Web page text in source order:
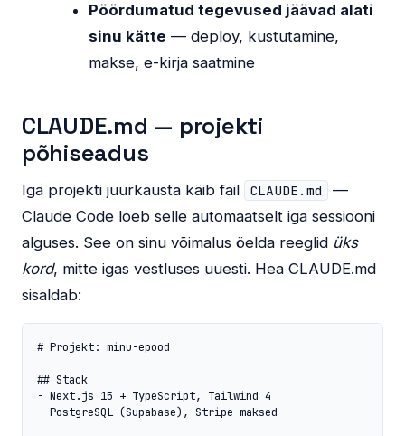
Pöördumatud tegevused jäävad alati
sinu kätte — deploy, kustutamine,
makse, e-kirja saatmine
CLAUDE.md — projekti
põhiseadus
Iga projekti juurkausta käib fail CLAUDE.md
—
Claude Code loeb selle automaatselt iga sessiooni
alguses. See on sinu võimalus öelda reeglid üks
kord, mitte igas vestluses uuesti. Hea CLAUDE.md
sisaldab:
# Projekt: minu-epood
## Stack
- Next.js 15 + TypeScript, Tailwind 4
- PostgreSQL (Supabase), Stripe maksed